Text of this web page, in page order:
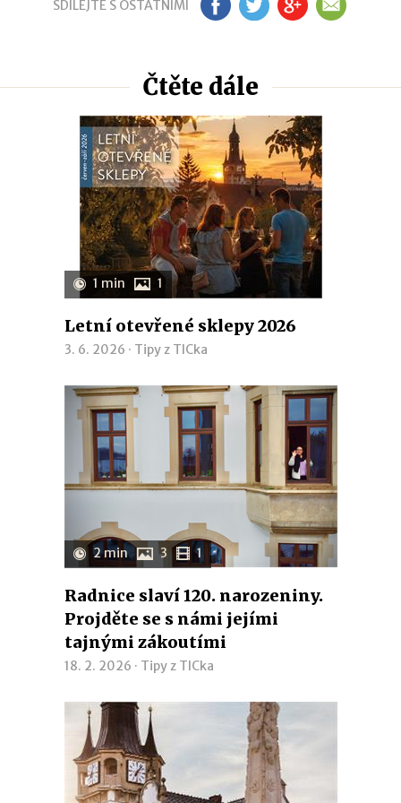
SDÍLEJTE S OSTATNÍMI FB TW GP EM
Čtěte dále
1 min 1
Letní otevřené sklepy 2026
3. 6. 2026 · Tipy z TICka
2 min 3 1
Radnice slaví 120. narozeniny.
Projděte se s námi jejími
tajnými zákoutími
18. 2. 2026 · Tipy z TICka